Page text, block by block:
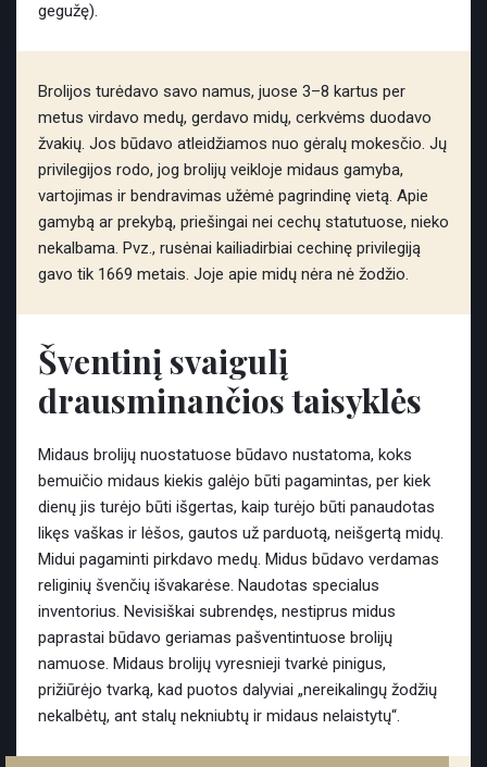
gegužę).
Brolijos turėdavo savo namus, juose 3–8 kartus per
metus virdavo medų, gerdavo midų, cerkvėms duodavo
žvakių. Jos būdavo atleidžiamos nuo gėralų mokesčio. Jų
privilegijos rodo, jog brolijų veikloje midaus gamyba,
vartojimas ir bendravimas užėmė pagrindinę vietą. Apie
gamybą ar prekybą, priešingai nei cechų statutuose, nieko
nekalbama. Pvz., rusėnai kailiadirbiai cechinę privilegiją
gavo tik 1669 metais. Joje apie midų nėra nė žodžio.
Šventinį svaigulį
drausminančios taisyklės
Midaus brolijų nuostatuose būdavo nustatoma, koks
bemuičio midaus kiekis galėjo būti pagamintas, per kiek
dienų jis turėjo būti išgertas, kaip turėjo būti panaudotas
likęs vaškas ir lėšos, gautos už parduotą, neišgertą midų.
Midui pagaminti pirkdavo medų. Midus būdavo verdamas
religinių švenčių išvakarėse. Naudotas specialus
inventorius. Nevisiškai subrendęs, nestiprus midus
paprastai būdavo geriamas pašventintuose brolijų
namuose. Midaus brolijų vyresnieji tvarkė pinigus,
prižiūrėjo tvarką, kad puotos dalyviai „nereikalingų žodžių
nekalbėtų, ant stalų nekniubtų ir midaus nelaistytų“.